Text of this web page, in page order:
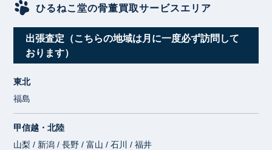
ひるねこ堂の骨董買取サービスエリア
出張査定（こちらの地域は月に一度必ず訪問して
おります）
東北
福島
甲信越・北陸
山梨 / 新潟 / 長野 / 富山 / 石川 / 福井